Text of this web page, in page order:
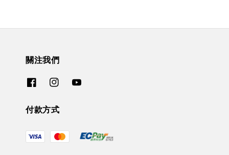
關注我們
付款方式